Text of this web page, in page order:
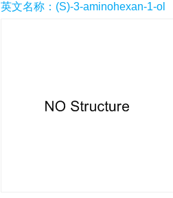
英文名称：(S)-3-aminohexan-1-ol